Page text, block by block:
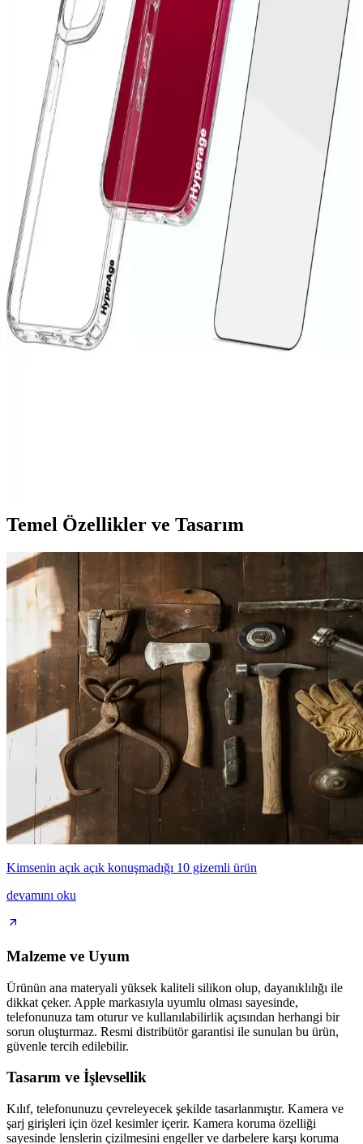
iPhone 14 Pro Max kılıflarında oluşan lekeleri önlemek ve
temizlemek için doğru yöntemler ve bakım ipuçlarıyla cihazınızın
estetiğini koruyun.
Xiaomi Redmi 10 için Çok Katmanlı Tam Koruma
Kılıfı İncelemesi ve Kullanıcı Yorumları
Xiaomi Redmi 10 için tasarlanmış çok katmanlı silikon kılıf, tam
koruma, şık tasarım ve kullanım kolaylığı sunar. Dayanıklı yapısı ve
estetik detaylarıyla cihazınızı güvenle koruyun.
Microsonic S23 Şeffaf Kılıf: Koruyucu ve Estetik
Tasarım Özellikleri
Microsonic S23 şeffaf kılıf, dayanıklı malzemesi ve şık tasarımıyla
Samsung Galaxy S23'ü tam koruma altına alır, kullanımı kolay ve
estetik bir seçenektir.
Xiaomi Redmi 9C İçin Şık ve Koruyucu Silikon Kılıf
Tasarımı ve Özellikleri
Xiaomi Redmi 9C modeliyle uyumlu, şık ve dayanıklı silikon kılıf,
suya dayanıklı, kolay temizlenebilir ve pratik kullanımlı
Temel Özellikler ve Tasarım
Kimsenin açık açık konuşmadığı 10 gizemli ürün
devamını oku
Malzeme ve Uyum
Ürünün ana materyali yüksek kaliteli silikon olup, dayanıklılığı ile
dikkat çeker. Apple markasıyla uyumlu olması sayesinde,
telefonunuza tam oturur ve kullanılabilirlik açısından herhangi bir
sorun oluşturmaz. Resmi distribütör garantisi ile sunulan bu ürün,
güvenle tercih edilebilir.
Tasarım ve İşlevsellik
Kılıf, telefonunuzu çevreleyecek şekilde tasarlanmıştır. Kamera ve
şarj girişleri için özel kesimler içerir. Kamera koruma özelliği
sayesinde lenslerin çizilmesini engeller ve darbelere karşı koruma